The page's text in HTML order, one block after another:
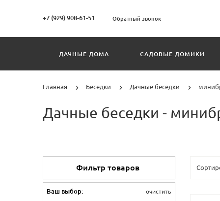
+7 (929) 908-61-51 Обратный звонок
ДАЧНЫЕ ДОМА САДОВЫЕ ДОМИКИ
Главная Беседки Дачные беседки
Дачные беседки -
Фильтр товаров
Ваш выбор: очистить